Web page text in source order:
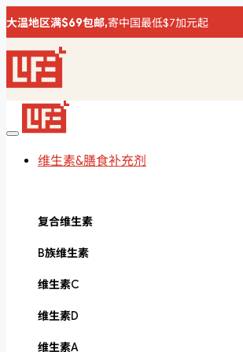
大温地区满$69包邮,寄中国最低$7加元起
维生素&膳食补充剂
复合维生素
B族维生素
维生素C
维生素D
维生素A